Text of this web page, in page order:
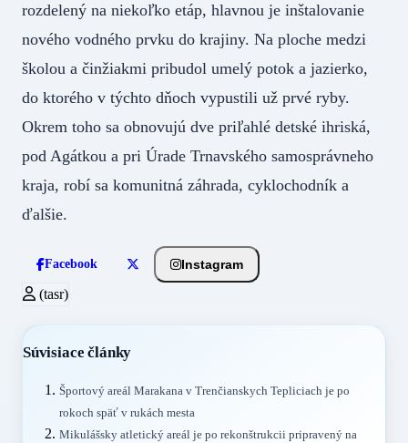
rozdelený na niekoľko etáp, hlavnou je inštalovanie
nového vodného prvku do krajiny. Na ploche medzi
školou a činžiakmi pribudol umelý potok a jazierko,
do ktorého v týchto dňoch vypustili už prvé ryby.
Okrem toho sa obnovujú dve priľahlé detské ihriská,
pod Agátkou a pri Úrade Trnavského samosprávneho
kraja, robí sa komunitná záhrada, cyklochodník a
ďalšie.
Facebook Instagram
(tasr)
Súvisiace články
Športový areál Marakana v Trenčianskych Tepliciach je po
rokoch späť v rukách mesta
Mikulášsky atletický areál je po rekonštrukcii pripravený na